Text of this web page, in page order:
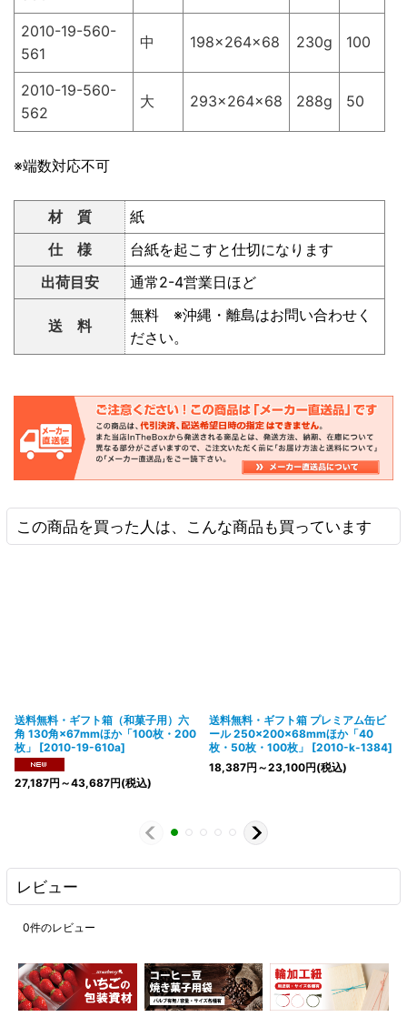
2010-19-560-
561
中 198×264×68 230g 100
2010-19-560-
562
大 293×264×68 288g 50
※端数対応不可
材 質
紙
仕 様
台紙を起こすと仕切になります
出荷目安
通常2-4営業日ほど
送 料
無料 ※沖縄・離島はお問い合わせく
ださい。
この商品を買った人は、こんな商品も買っています
送料無料・ギフト箱（和菓子用）六
角 130角×67mmほか「100枚・200
枚」
[2010-19-610a]
27,187円 ～43,687円(税込)
送料無料・ギフト箱 プレミアム缶ビ
ール 250×200×68mmほか「40
枚・50枚・100枚」
[2010-k-1384]
18,387円 ～23,100円(税込)
レビュー
0件のレビュー